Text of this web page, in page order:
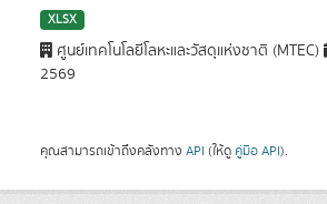
XLSX
ศูนย์เทคโนโลยีโลหะและวัสดุแห่งชาติ (MTEC)
2569
คุณสามารถเข้าถึงคลังทาง API (ให้ดู คู่มือ API).